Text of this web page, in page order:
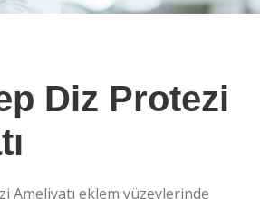
Diz Protezi
Ameliyatı eklem yüzeylerinde